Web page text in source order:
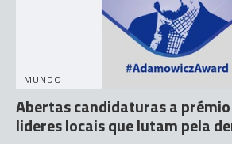
MUNDO
Abertas candidaturas a
lideres locais que lutam pela